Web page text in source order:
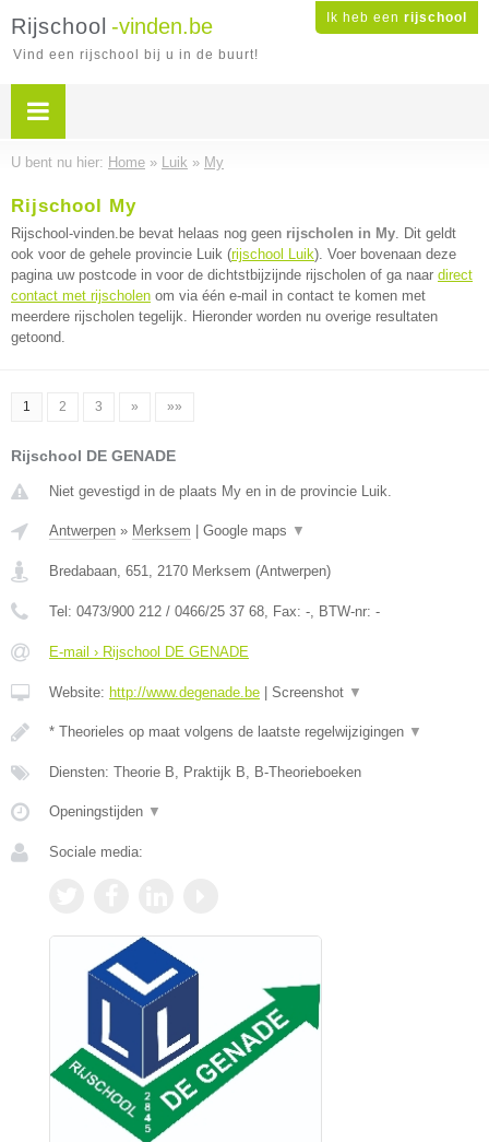
Ik heb een rijschool
Rijschool -vinden.be
Vind een rijschool bij u in de buurt!
U bent nu hier: Home » Luik » My
Rijschool My
Rijschool-vinden.be bevat helaas nog geen rijscholen in My. Dit geldt
ook voor de gehele provincie Luik (rijschool Luik). Voer bovenaan deze
pagina uw postcode in voor de dichtstbijzijnde rijscholen of ga naar direct
contact met rijscholen om via één e-mail in contact te komen met
meerdere rijscholen tegelijk. Hieronder worden nu overige resultaten
getoond.
1 2 3 » »»
Rijschool DE GENADE
Niet gevestigd in de plaats My en in de provincie Luik.
Antwerpen » Merksem Google maps ▼
Bredabaan, 651, 2170 Merksem (Antwerpen)
Tel: 0473/900 212 / 0466/25 37 68, Fax: -, BTW-nr: -
E-mail › Rijschool DE GENADE
Website: http://www.degenade.be Screenshot ▼
* Theorieles op maat volgens de laatste regelwijzigingen ▼
Diensten: Theorie B, Praktijk B, B-Theorieboeken
Openingstijden ▼
Sociale media: